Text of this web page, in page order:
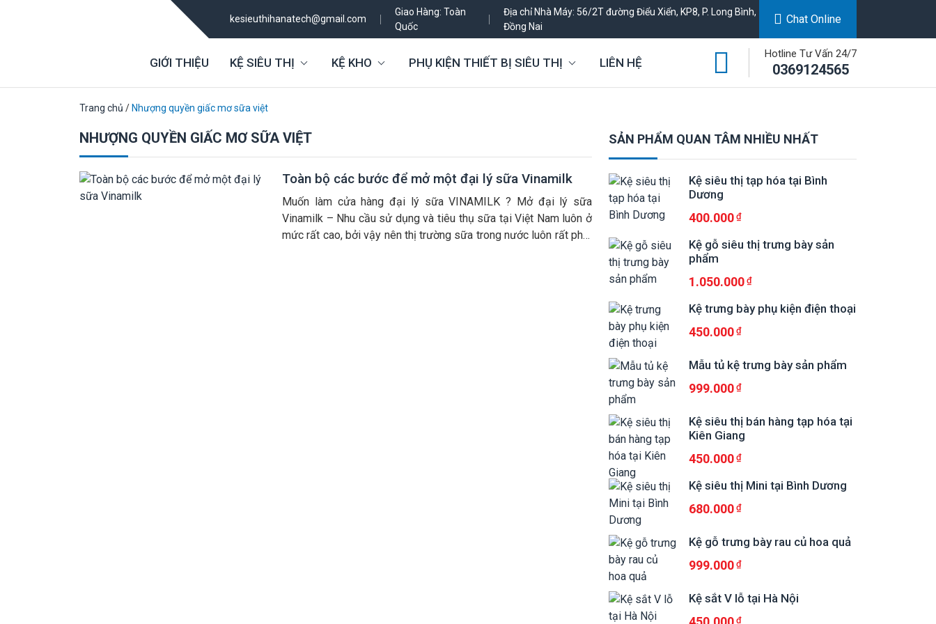
kesieuthihanatech@gmail.com
Giao Hàng: Toàn
Quốc
Địa chỉ Nhà Máy: 56/2T đường Điểu Xiển, KP8, P. Long Bình,
Đồng Nai
Chat Online
GIỚI THIỆU KỆ SIÊU THỊ KỆ KHO PHỤ KIỆN THIẾT BỊ SIÊU THỊ LIÊN HỆ
Hotline Tư Vấn 24/7
0369124565
Trang chủ / Nhượng quyền giấc mơ sữa việt
NHƯỢNG QUYỀN GIẤC MƠ SỮA VIỆT
Toàn bộ các bước để mở một đại lý sữa Vinamilk
Muốn làm cửa hàng đại lý sữa VINAMILK ? Mở đại lý sữa
Vinamilk – Nhu cầu sử dụng và tiêu thụ sữa tại Việt Nam luôn ở
mức rất cao, bởi vậy nên thị trường sữa trong nước luôn rất phát
SẢN PHẨM QUAN TÂM NHIỀU NHẤT
Kệ siêu thị tạp hóa tại Bình
Dương
400.000
Kệ gỗ siêu thị trưng bày sản
phẩm
1.050.000
Kệ trưng bày phụ kiện điện thoại
450.000
Mẫu tủ kệ trưng bày sản phẩm
999.000
Kệ siêu thị bán hàng tạp hóa tại
Kiên Giang
450.000
Kệ siêu thị Mini tại Bình Dương
680.000
Kệ gỗ trưng bày rau củ hoa quả
999.000
Kệ sắt V lỗ tại Hà Nội